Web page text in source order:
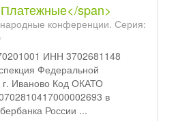
span>
конференции. Серия:
ИНН 3702681148
Федеральной
г. Иваново Код ОКАТО
в
России ...